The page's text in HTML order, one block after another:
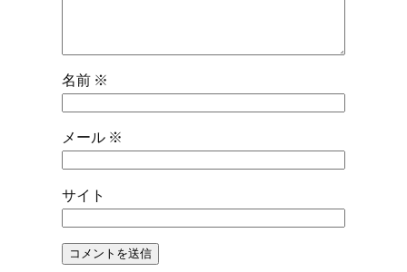
名前 ※
メール ※
サイト